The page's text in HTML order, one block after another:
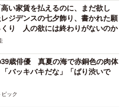
高い家賃を払えるのに、まだ欲し
ジデンスの七夕飾り、書かれた願
くり 人の欲には終わりがないのか
39歳俳優 真夏の海で赤銅色の肉体
バッキバキだな」「ばり渋いで
ピック